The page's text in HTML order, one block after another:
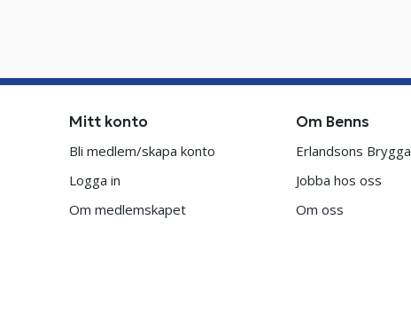
Mitt konto
Bli medlem/skapa konto
Logga in
Om medlemskapet
Om Benns
Erlandsons Brygga
Jobba hos oss
Om oss